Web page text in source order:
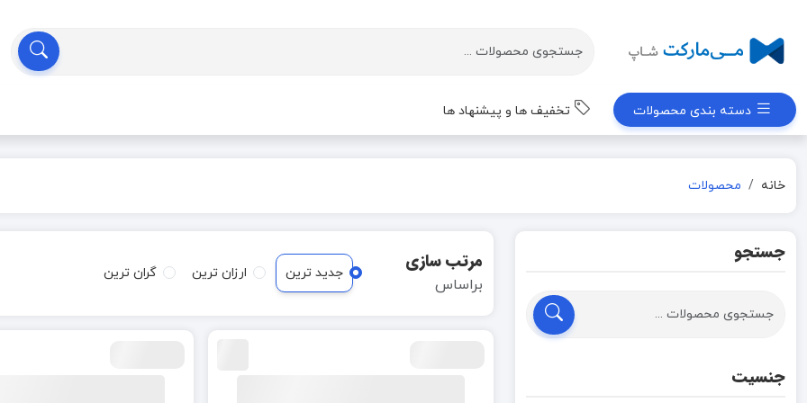
دسته بندی محصولات تخفیف ها و پیشنهاد ها
خانه محصولات
جستجو
جنسیت
مرتب سازی
براساس
جدید ترین ارزان ترین گران ترین